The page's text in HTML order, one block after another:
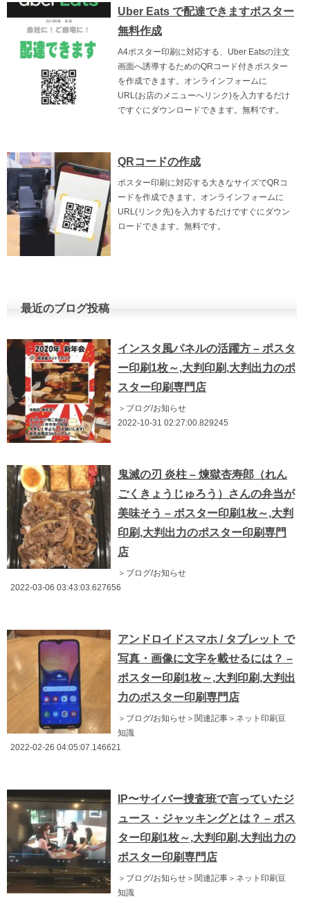
Uber Eats で配達できますポスター
無料作成
A4ポスター印刷に対応する、Uber Eatsの注文
画面へ誘導するためのQRコード付きポスター
を作成できます。オンラインフォームに
URL(お店のメニューへリンク)を入力するだけ
ですぐにダウンロードできます。無料です。
QRコードの作成
ポスター印刷に対応する大きなサイズでQRコ
ードを作成できます。オンラインフォームに
URL(リンク先)を入力するだけですぐにダウン
ロードできます。無料です。
最近のブログ投稿
インスタ風パネルの活躍方 – ポスタ
ー印刷1枚～,大判印刷,大判出力のポ
スター印刷専門店
＞ブログ/お知らせ
2022-10-31 02:27:00.829245
鬼滅の刃 炎柱 – 煉獄杏寿郎（れん
ごくきょうじゅろう）さんの弁当が
美味そう – ポスター印刷1枚～,大判
印刷,大判出力のポスター印刷専門
店
＞ブログ/お知らせ
2022-03-06 03:43:03.627656
アンドロイドスマホ / タブレット で
写真・画像に文字を載せるには？ –
ポスター印刷1枚～,大判印刷,大判出
力のポスター印刷専門店
＞ブログ/お知らせ＞関連記事＞ネット印刷豆
知識
2022-02-26 04:05:07.146621
IP〜サイバー捜査班で言っていたジ
ュース・ジャッキングとは？ – ポス
ター印刷1枚～,大判印刷,大判出力の
ポスター印刷専門店
＞ブログ/お知らせ＞関連記事＞ネット印刷豆
知識